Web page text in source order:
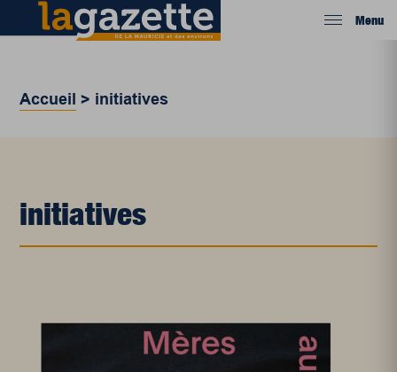
Menu
Accueil > initiatives
initiatives